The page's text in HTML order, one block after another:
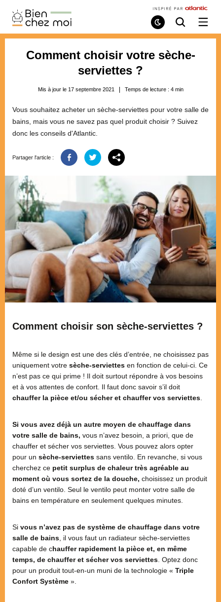
Bien
Chez
Moi
Mode
de
Recherche
/
Comment choisir votre sèche-
serviettes ?
Mis à jour le 17 septembre 2021 Temps de lecture : 4 min
Vous souhaitez acheter un sèche-serviettes pour votre salle de
bains, mais vous ne savez pas quel produit choisir ? Suivez
donc les conseils d'Atlantic.
Partager l'article :
Comment choisir son sèche-serviettes ?
Même si le design est une des clés d’entrée, ne choisissez pas
uniquement votre sèche-serviettes en fonction de celui-ci. Ce
n’est pas ce qui prime ! Il doit surtout répondre à vos besoins
et à vos attentes de confort. Il faut donc savoir s’il doit
chauffer la pièce et/ou sécher et chauffer vos serviettes
Si vous avez déjà un autre moyen de chauffage dans
votre salle de bains, vous n’avez besoin, a priori, que de
chauffer et sécher vos serviettes. Vous pouvez alors opter
pour un sèche-serviettes sans ventilo. En revanche, si vous
cherchez ce petit surplus de chaleur très agréable au
moment où vous sortez de la douche, choisissez un produit
doté d’un ventilo. Seul le ventilo peut monter votre salle de
bains en température en seulement quelques minutes.
Si vous n’avez pas de système de chauffage dans votre
salle de bains , il vous faut un radiateur sèche-serviettes
capable de chauffer rapidement la pièce et, en même
temps, de chauffer et sécher vos serviettes . Optez donc
pour un produit tout-en-un muni de la technologie « Triple
Confort Système ».